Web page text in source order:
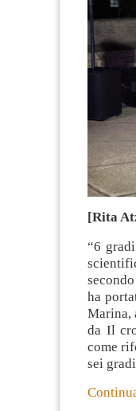
[Rita
“6
ha
Marina,
da Il
come
sei